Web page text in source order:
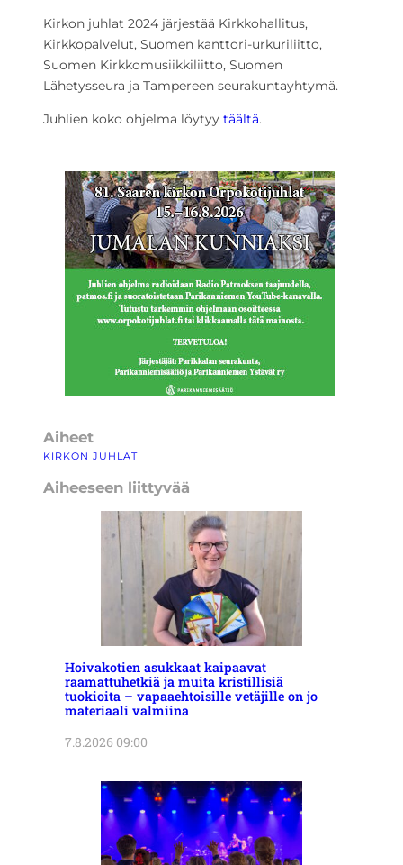
Kirkon juhlat 2024 järjestää Kirkkohallitus,
Kirkkopalvelut, Suomen kanttori-urkuriliitto,
Suomen Kirkkomusiikkiliitto, Suomen
Lähetysseura ja Tampereen seurakuntayhtymä.
Juhlien koko ohjelma löytyy täältä.
Aiheet
KIRKON JUHLAT
Aiheeseen liittyvää
Hoivakotien asukkaat kaipaavat
raamattuhetkiä ja muita kristillisiä
tuokioita – vapaaehtoisille vetäjille on jo
materiaali valmiina
7.8.2026 09:00